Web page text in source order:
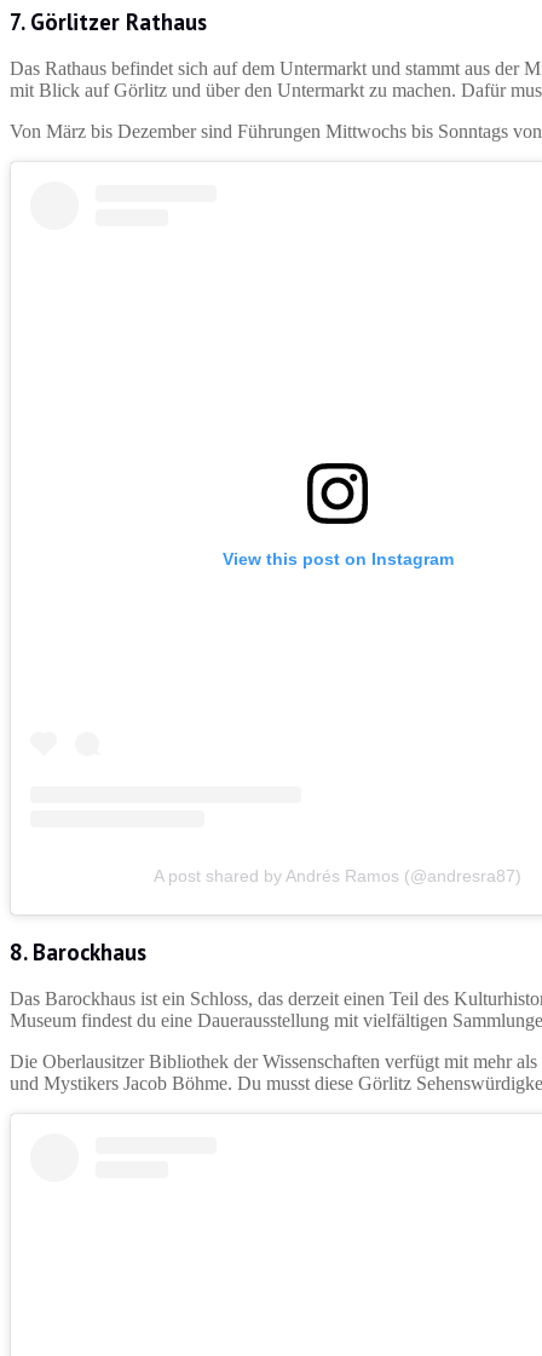
7. Görlitzer Rathaus
Das Rathaus befindet sich auf dem Untermarkt und stammt aus der
mit Blick auf Görlitz und über den Untermarkt zu machen. Dafür
Von März bis Dezember sind Führungen Mittwochs bis Sonntags
View this post on Instagram
A post shared by Andrés Ramos (@andresra87)
8. Barockhaus
Das Barockhaus ist ein Schloss, das derzeit einen Teil des
Museum findest du eine Dauerausstellung mit vielfältigen
Die Oberlausitzer Bibliothek der Wissenschaften verfügt mit mehr
und Mystikers Jacob Böhme. Du musst diese Görlitz